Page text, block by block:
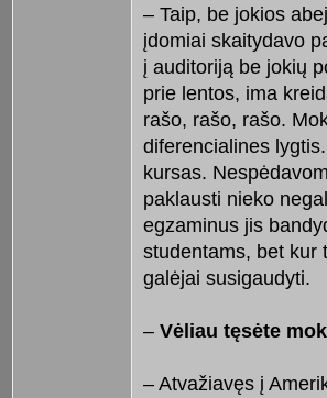
– Taip, be jokios
įdomiai skaitydavo
į auditoriją be jokių
prie lentos, ima
rašo, rašo, rašo.
diferencialines
kursas.
paklausti nieko
egzaminus jis
studentams, bet kur
galėjai susigaudyti.
– Vėliau tęsėte
– Atvažiavęs į